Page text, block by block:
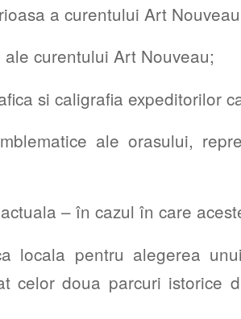
a curentului Art
curentului Art Nouveau;
si caligrafia expeditorilor
ale orasului,
– în cazul în care
locala pentru alegerea
celor doua parcuri istorice